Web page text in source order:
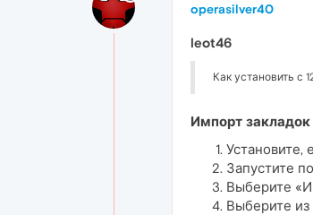
operasilver40
leot46
Как установить с
Импорт закладок
Установите,
Запустите
Выберите
Выберите из